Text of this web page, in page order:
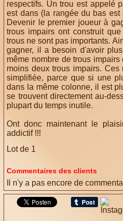
respectifs. Un trou est appelé
est dans (la rangée du bas est
Devenir le premier joueur à
trous impairs ont construit
trous ne sont pas importants.
gagner, il a besoin d'avoir
même nombre de trous
moins deux trous impairs. Ces
simplifiée, parce que si une
dans la même colonne, il est
se trouvent directement au-
plupart du temps inutile.
Ont donc maintenant le
addictif !!!
Lot de 1
Commentaires des clients
Il n'y a pas encore de